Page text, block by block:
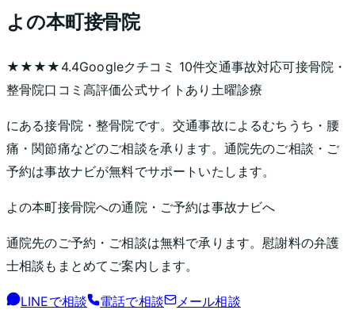
よの本町接骨院
★★★★ 4.4Googleクチコミ 10件交通事故対応可接骨院・
整骨院口コミ高評価公式サイトあり 土曜診療
にある接骨院・整骨院です。交通事故によるむちうち・腰
痛・関節痛などのご相談を承ります。通院先のご相談・ご
予約は事故ナビが無料でサポートいたします。
よの本町接骨院への通院・ご予約は事故ナビへ
通院先のご予約・ご相談は無料で承ります。慰謝料の弁護
士相談もまとめてご案内します。
LINEで相談 電話で相談 メール相談